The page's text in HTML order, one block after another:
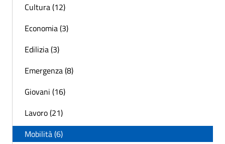
Cultura (12)
Economia (3)
Edilizia (3)
Emergenza (8)
Giovani (16)
Lavoro (21)
Mobilità (6)